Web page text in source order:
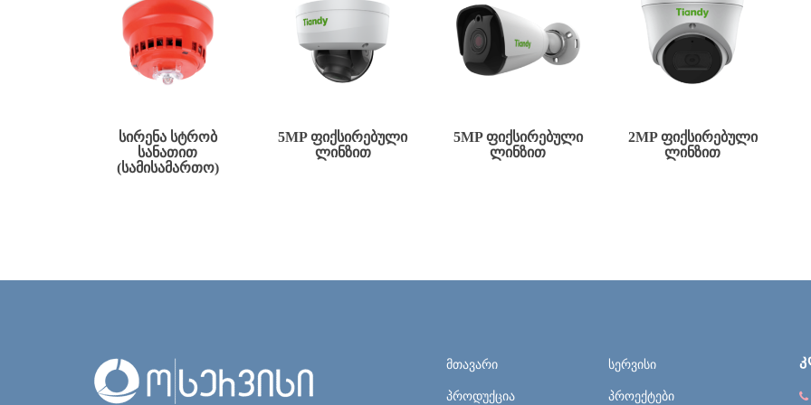
ᲡᲘᲠᲔᲜᲐ ᲡᲢᲠᲝᲑ
ᲡᲐᲜᲐᲗᲘᲗ
(ᲡᲐᲛᲘᲡᲐᲛᲐᲠᲗᲝ)
5MP ᲤᲘᲥᲡᲘᲠᲔᲑᲣᲚᲘ
ᲚᲘᲜᲖᲘᲗ
5MP ᲤᲘᲥᲡᲘᲠᲔᲑᲣᲚᲘ
ᲚᲘᲜᲖᲘᲗ
2MP ᲤᲘᲥᲡᲘᲠᲔᲑᲣᲚᲘ
ᲚᲘᲜᲖᲘᲗ
მთავარი სერვისი
პროდუქცია პროექტები